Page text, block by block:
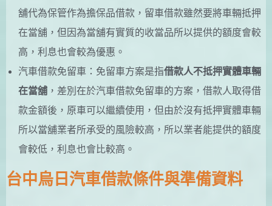
舖代為保管作為擔保品借款，留車借款雖然要將車輛抵押
在當舖，但因為當舖有實質的收當品所以提供的額度會較
高，利息也會較為優惠。
汽車借款免留車：免留車方案是指借款人不抵押實體車輛
在當舖 ，差別在於汽車借款免留車的方案，借款人取得借
款金額後，原車可以繼續使用，但由於沒有抵押實體車輛
所以當舖業者所承受的風險較高，所以業者能提供的額度
會較低，利息也會比較高。
台中烏日汽車借款條件與準備資料